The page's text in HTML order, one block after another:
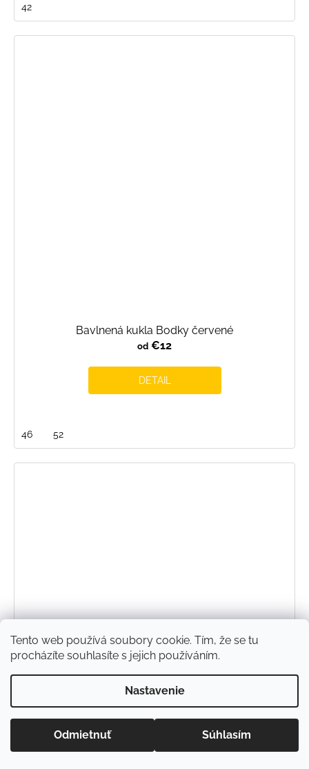
Tento web používá soubory cookie. Tím, že se tu
procházíte souhlasíte s jejich používáním.
Nastavenie
Odmietnuť Súhlasím
42
Bavlnená kukla Bodky červené
od €12
DETAIL
46 52